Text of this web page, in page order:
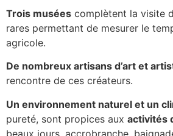
Trois musées complètent la visite
rares permettant de mesurer le
agricole.
De nombreux artisans d’art et
rencontre de ces créateurs.
Un environnement naturel et un
pureté, sont propices aux activités
beaux jours, accrobranche,